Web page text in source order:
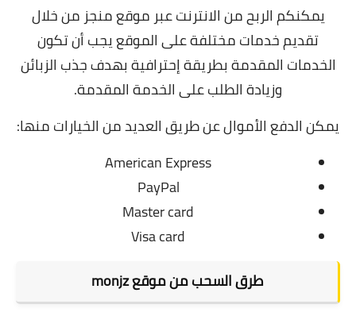
يمكنكم الربح من الانترنت عبر موقع منجز من خلال
تقديم خدمات مختلفة على الموقع يجب أن تكون
الخدمات المقدمة بطريقة إحترافية بهدف جذب الزبائن
وزيادة الطلب على الخدمة المقدمة.
يمكن الدفع الأموال عن طريق العديد من الخيارات منها:
American Express
PayPal
Master card
Visa card
طرق السحب من موقع monjz